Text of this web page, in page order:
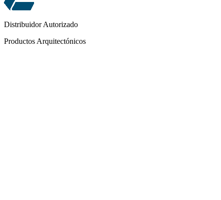
Distribuidor Autorizado
Productos Arquitectónicos